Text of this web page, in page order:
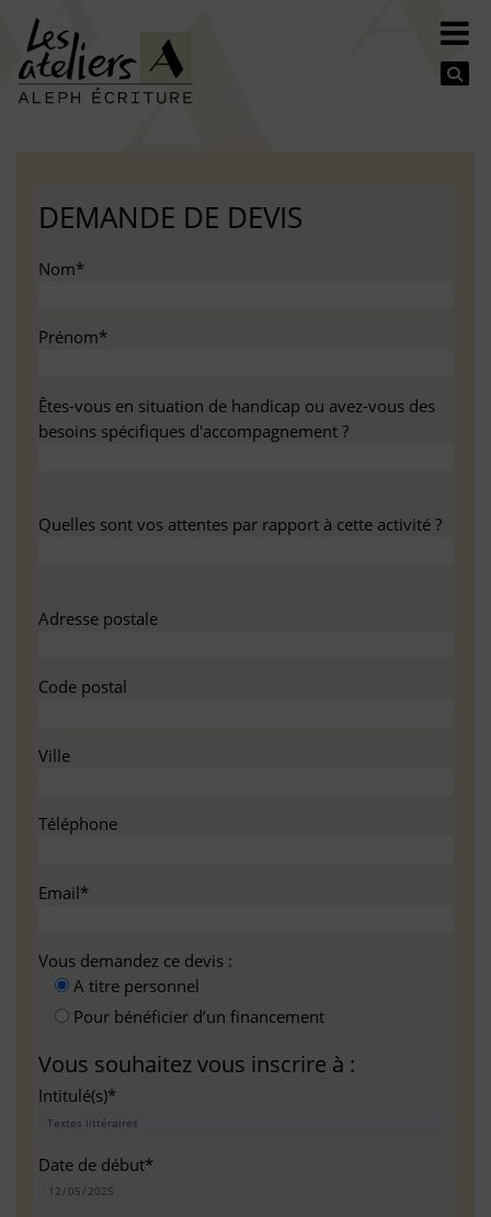
DEMANDE DE DEVIS
Nom*
Prénom*
Êtes-vous en situation de handicap ou avez-vous des
besoins spécifiques d'accompagnement ?
Quelles sont vos attentes par rapport à cette activité ?
Adresse postale
Code postal
Ville
Téléphone
Email*
Vous demandez ce devis :
A titre personnel
Pour bénéficier d’un financement
Vous souhaitez vous inscrire à :
Intitulé(s)*
Date de début*